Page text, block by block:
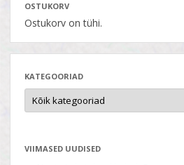
OSTUKORV
Ostukorv on tühi.
KATEGOORIAD
VIIMASED UUDISED